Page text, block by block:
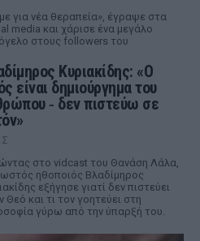
για νέα θεραπεία», έγραψε στα
media και χάρισε ένα μεγάλο
στους followers του
Κυριακίδης: «Ο
είναι δημιούργημα του
‑ δεν πιστεύω σε
στο vidcast του Θανάση Λάλα,
ηθοποιός Βλαδίμηρος
εξήγησε γιατί δεν πιστεύει
Θεό και τι τον γοητεύει στη
γύρω από την ύπαρξή του.